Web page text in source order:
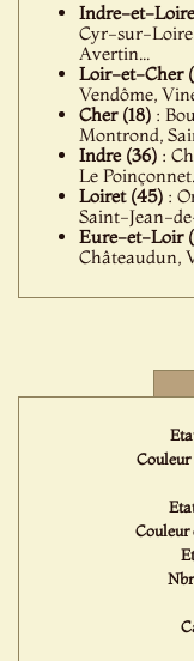
Indre-et-
Cyr-sur-
Avertin...
Loir-et-Cher
Vendôme,
Cher (18) :
Montrond,
Indre (36) :
Le
Loiret (45) :
Saint-Jean-
Eure-et-Loir
Châteaudun,
Couleur